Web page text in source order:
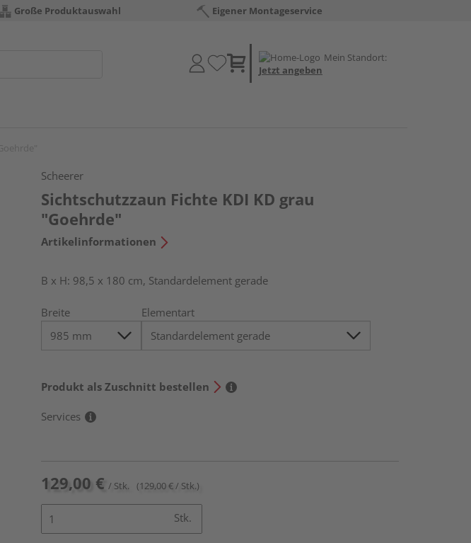
Große Produktauswahl Eigener Montageservice
Mein Standort:
Jetzt angeben
Scheerer
Sichtschutzzaun Fichte KDI KD grau
"Goehrde"
Artikelinformationen
B x H: 98,5 x 180 cm, Standardelement gerade
Breite Elementart
Produkt als Zuschnitt bestellen
Services
129,00 € / Stk. (129,00 € / Stk.)
Stk.